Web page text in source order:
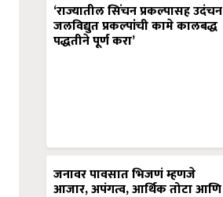
‘राज्यातील सिंचन प्रकल्पासह उदंचन
जलविद्युत प्रकल्पांची कामे कालबद्ध
पद्धतीने पूर्ण करा’
जनावर पावसात भिजणं म्हणजे
आजार, अपंगत्व, आर्थिक तोटा आणि